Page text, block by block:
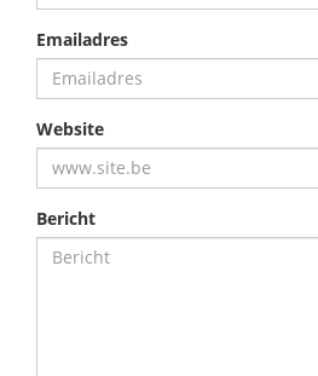
Emailadres
Website
Bericht